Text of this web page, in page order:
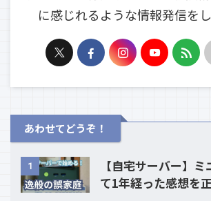
に感じれるような情報発信をし
あわせてどうぞ！
1
【自宅サーバー】
て1年経った感想を